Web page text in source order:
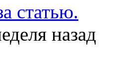
статью.
назад